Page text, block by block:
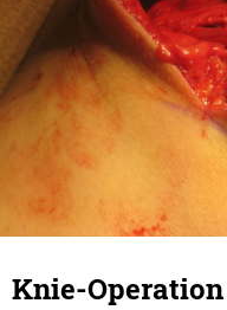
Knie-Operation